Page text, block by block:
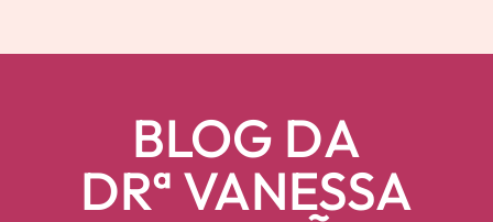
BLOG DA
DRª VANESSA